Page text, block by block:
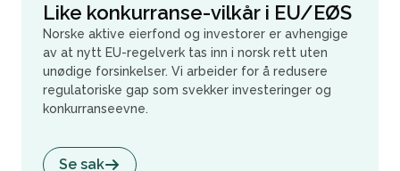
Like konkurranse-vilkår i EU/EØS
Norske aktive eierfond og investorer er avhengige
av at nytt EU-regelverk tas inn i norsk rett uten
unødige forsinkelser. Vi arbeider for å redusere
regulatoriske gap som svekker investeringer og
konkurranseevne.
Se sak